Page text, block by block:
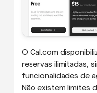
O Cal.com
reservas ilimitadas,
funcionalidades de
Não existem limites